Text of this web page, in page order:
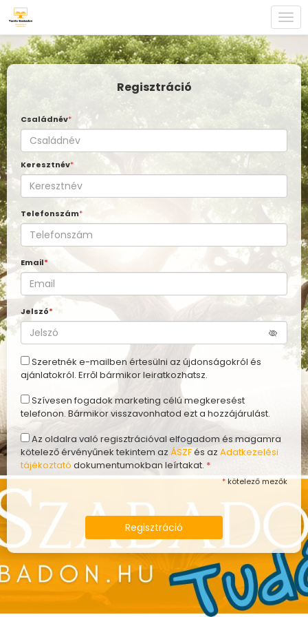
Regisztráció
Családnév*
Keresztnév*
Telefonszám*
Email*
Jelszó*
Szeretnék e-mailben értesülni az újdonságokról és
ajánlatokról. Erről bármikor leiratkozhatsz.
Szívesen fogadok marketing célú megkeresést
telefonon. Bármikor visszavonhatod ezt a hozzájárulást.
Az oldalra való regisztrációval elfogadom és magamra
kötelező érvényűnek tekintem az ÁSZFés az Adatkezelési
tájékoztató dokumentumokban leírtakat. *
*kötelező mezők
Regisztráció